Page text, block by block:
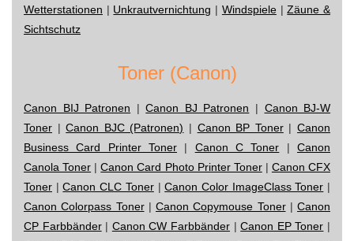
Wetterstationen | Unkrautvernichtung | Windspiele|Zäune &
Sichtschutz
Toner (Canon)
Canon BIJ Patronen |Canon BJ Patronen | Canon BJ-W
Toner |Canon BJC (Patronen) | Canon BP Toner|Canon
Business Card Printer Toner | Canon C Toner |Canon
Canola Toner |Canon Card Photo Printer Toner| Canon CFX
Toner |Canon CLC Toner|Canon Color ImageClass Toner |
Canon Colorpass Toner| Canon Copymouse Toner| Canon
CP Farbbänder| Canon CW Farbbänder |Canon EP Toner |